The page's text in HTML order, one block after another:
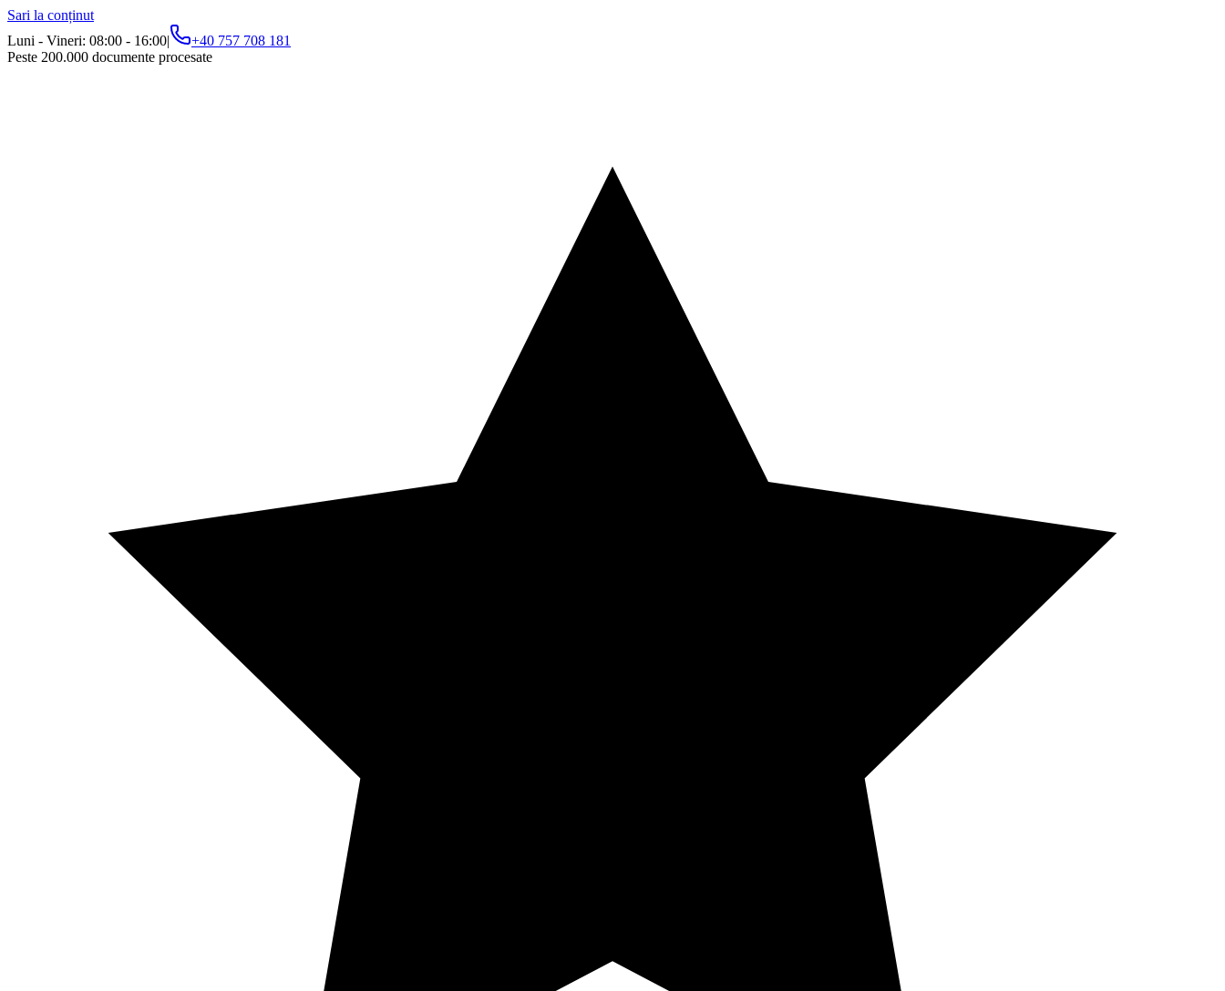
Sari la conținut
Luni - Vineri: 08:00 - 16:00|
+40 757 708 181
Peste 200.000 documente procesate